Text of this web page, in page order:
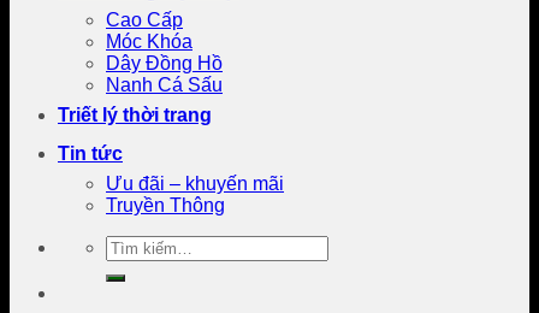
Cao Cấp
Móc Khóa
Dây Đồng Hồ
Nanh Cá Sấu
Triết lý thời trang
Tin tức
Ưu đãi – khuyến mãi
Truyền Thông
Tìm
kiếm: